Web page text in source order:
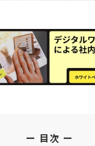
目次